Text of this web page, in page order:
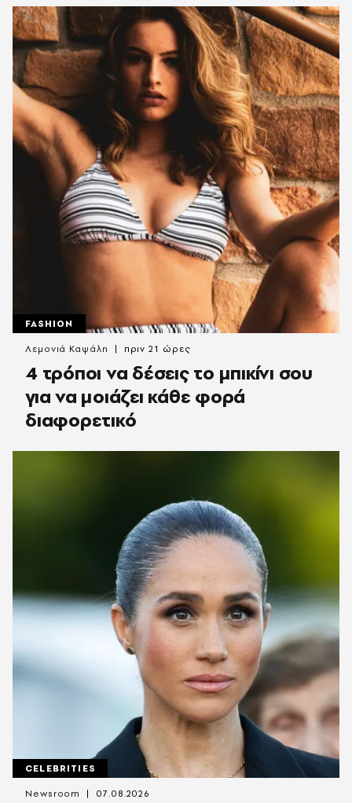
FASHION
4 τρόποι να δέσεις το μπικίνι σου
για να μοιάζει κάθε φορά
διαφορετικό
Λεμονιά Καψάλη πριν 21 ώρες
CELEBRITIES
Newsroom 07.08.2026